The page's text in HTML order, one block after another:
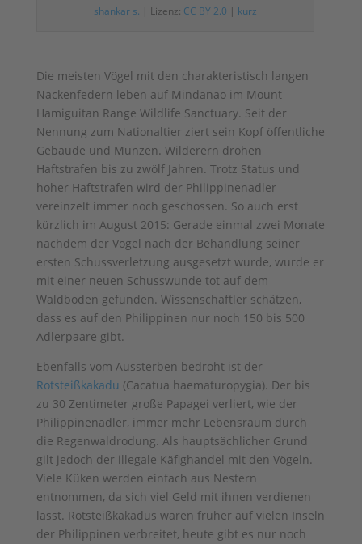
shankar s. | Lizenz: CC BY 2.0 | kurz
Die meisten Vögel mit den charakteristisch langen
Nackenfedern leben auf Mindanao im Mount
Hamiguitan Range Wildlife Sanctuary. Seit der
Nennung zum Nationaltier ziert sein Kopf öffentliche
Gebäude und Münzen. Wilderern drohen
Haftstrafen bis zu zwölf Jahren. Trotz Status und
hoher Haftstrafen wird der Philippinenadler
vereinzelt immer noch geschossen. So auch erst
kürzlich im August 2015: Gerade einmal zwei Monate
nachdem der Vogel nach der Behandlung seiner
ersten Schussverletzung ausgesetzt wurde, wurde er
mit einer neuen Schusswunde tot auf dem
Waldboden gefunden. Wissenschaftler schätzen,
dass es auf den Philippinen nur noch 150 bis 500
Adlerpaare gibt.
Ebenfalls vom Aussterben bedroht ist der
Rotsteißkakadu (Cacatua haematuropygia). Der bis
zu 30 Zentimeter große Papagei verliert, wie der
Philippinenadler, immer mehr Lebensraum durch
die Regenwaldrodung. Als hauptsächlicher Grund
gilt jedoch der illegale Käfighandel mit den Vögeln.
Viele Küken werden einfach aus Nestern
entnommen, da sich viel Geld mit ihnen verdienen
lässt. Rotsteißkakadus waren früher auf vielen Inseln
der Philippinen verbreitet, heute gibt es nur noch